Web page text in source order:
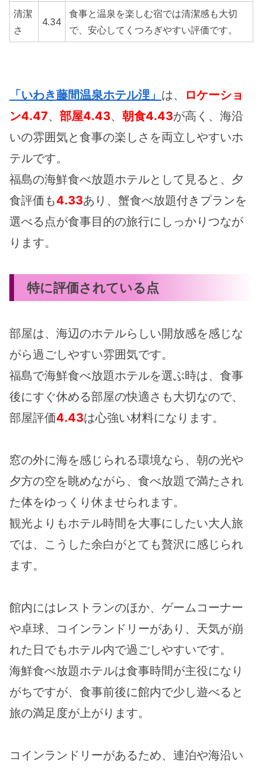
清潔
さ
4.34
食事と温泉を楽しむ宿では清潔感も大切
で、安心してくつろぎやすい評価です。
「いわき藤間温泉ホテル浬」 は、
ロケーショ
ン4.47、 部屋4.43、 朝食4.43が高く、海沿
いの雰囲気と食事の楽しさを両立しやすいホ
テルです。
福島の海鮮食べ放題ホテルとして見ると、夕
食評価も4.33あり、蟹食べ放題付きプランを
選べる点が食事目的の旅行にしっかりつなが
ります。
特に評価されている点
部屋は、海辺のホテルらしい開放感を感じな
がら過ごしやすい雰囲気です。
福島で海鮮食べ放題ホテルを選ぶ時は、食事
後にすぐ休める部屋の快適さも大切なので、
部屋評価4.43は心強い材料になります。
窓の外に海を感じられる環境なら、朝の光や
夕方の空を眺めながら、食べ放題で満たされ
た体をゆっくり休ませられます。
観光よりもホテル時間を大事にしたい大人旅
では、こうした余白がとても贅沢に感じられ
ます。
館内にはレストランのほか、ゲームコーナー
や卓球、コインランドリーがあり、天気が崩
れた日でもホテル内で過ごしやすいです。
海鮮食べ放題ホテルは食事時間が主役になり
がちですが、食事前後に館内で少し遊べると
旅の満足度が上がります。
コインランドリーがあるため、連泊や海沿い